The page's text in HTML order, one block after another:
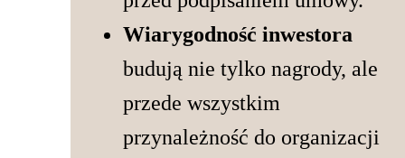
Wiarygodność inwestora
budują nie tylko nagrody, ale
przede wszystkim
przynależność do organizacji